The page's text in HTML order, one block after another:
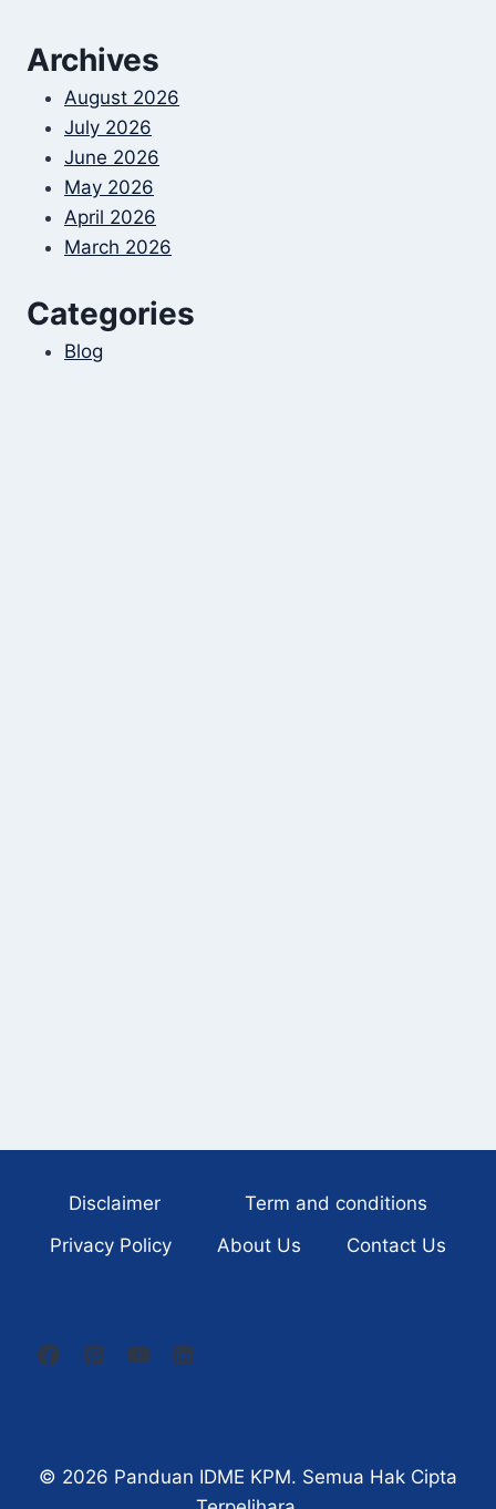
Archives
August 2026
July 2026
June 2026
May 2026
April 2026
March 2026
Categories
Blog
Disclaimer
Term and conditions
Privacy Policy
About Us Contact Us
© 2026 Panduan IDME KPM. Semua Hak Cipta